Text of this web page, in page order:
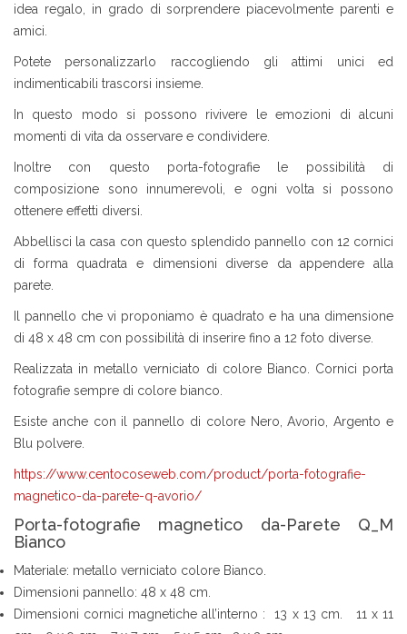
idea regalo, in grado di sorprendere piacevolmente parenti e
amici.
Potete personalizzarlo raccogliendo gli attimi unici ed
indimenticabili trascorsi insieme.
In questo modo si possono rivivere le emozioni di alcuni
momenti di vita da osservare e condividere.
Inoltre con questo porta-fotografie le possibilità di
composizione sono innumerevoli, e ogni volta si possono
ottenere effetti diversi.
Abbellisci la casa con questo splendido pannello con 12 cornici
di forma quadrata e dimensioni diverse da appendere alla
parete.
Il pannello che vi proponiamo è quadrato e ha una dimensione
di 48 x 48 cm con possibilità di inserire fino a 12 foto diverse.
Realizzata in metallo verniciato di colore Bianco. Cornici porta
fotografie sempre di colore bianco.
Esiste anche con il pannello di colore Nero, Avorio, Argento e
Blu polvere.
https://www.centocoseweb.com/product/porta-fotografie-
magnetico-da-parete-q-avorio/
Porta-fotografie magnetico da-Parete Q_M
Bianco
Materiale: metallo verniciato colore Bianco.
Dimensioni pannello: 48 x 48 cm.
Dimensioni cornici magnetiche all’interno : 13 x 13 cm. 11 x 11